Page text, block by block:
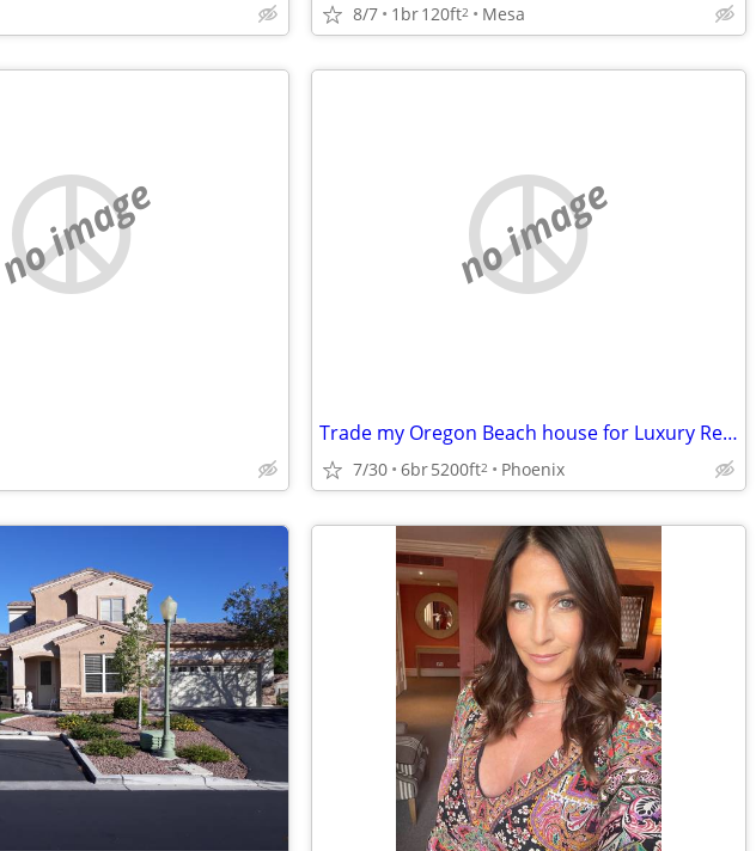
8/7 1br120ft2 Mesa
no image no image
Trade my Oregon Beach house for Luxury Resort AZ Home
7/30 6br5200ft2 Phoenix